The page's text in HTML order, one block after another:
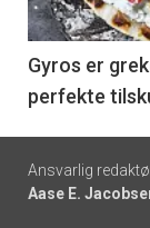
-
6
Gyros er
perfekte
Footer
-
Ansvarlig
Aase E.